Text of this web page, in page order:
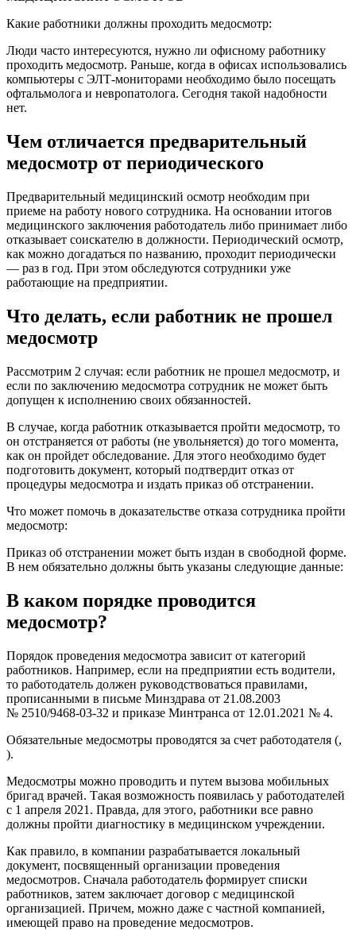
Какие работники должны проходить медосмотр:
Люди часто интересуются, нужно ли офисному работнику
проходить медосмотр. Раньше, когда в офисах использовались
компьютеры с ЭЛТ-мониторами необходимо было посещать
офтальмолога и невропатолога. Сегодня такой надобности
нет.
Чем отличается предварительный
медосмотр от периодического
Предварительный медицинский осмотр необходим при
приеме на работу нового сотрудника. На основании итогов
медицинского заключения работодатель либо принимает либо
отказывает соискателю в должности. Периодический осмотр,
как можно догадаться по названию, проходит периодически
— раз в год. При этом обследуются сотрудники уже
работающие на предприятии.
Что делать, если работник не прошел
медосмотр
Рассмотрим 2 случая: если работник не прошел медосмотр, и
если по заключению медосмотра сотрудник не может быть
допущен к исполнению своих обязанностей.
В случае, когда работник отказывается пройти медосмотр, то
он отстраняется от работы (не увольняется) до того момента,
как он пройдет обследование. Для этого необходимо будет
подготовить документ, который подтвердит отказ от
процедуры медосмотра и издать приказ об отстранении.
Что может помочь в доказательстве отказа сотрудника пройти
медосмотр:
Приказ об отстранении может быть издан в свободной форме.
В нем обязательно должны быть указаны следующие данные:
В каком порядке проводится
медосмотр?
Порядок проведения медосмотра зависит от категорий
работников. Например, если на предприятии есть водители,
то работодатель должен руководствоваться правилами,
прописанными в письме Минздрава от 21.08.2003
№ 2510/9468-03-32 и приказе Минтранса от 12.01.2021 № 4.
Обязательные медосмотры проводятся за счет работодателя (,
).
Медосмотры можно проводить и путем вызова мобильных
бригад врачей. Такая возможность появилась у работодателей
с 1 апреля 2021. Правда, для этого, работники все равно
должны пройти диагностику в медицинском учреждении.
Как правило, в компании разрабатывается локальный
документ, посвященный организации проведения
медосмотров. Сначала работодатель формирует списки
работников, затем заключает договор с медицинской
организацией. Причем, можно даже с частной компанией,
имеющей право на проведение медосмотров.